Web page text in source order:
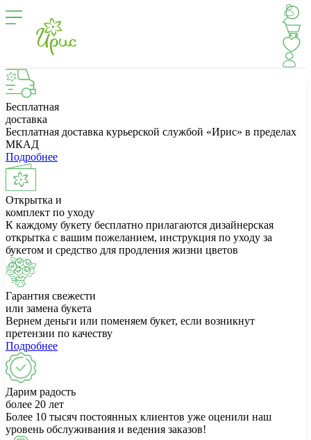
Бесплатная
доставка
Бесплатная доставка курьерской службой «Ирис» в пределах
МКАД
Подробнее
Открытка и
комплект по уходу
К каждому букету бесплатно прилагаются дизайнерская
открытка с вашим пожеланием, инструкция по уходу за
букетом и средство для продления жизни цветов
Гарантия свежести
или замена букета
Вернем деньги или поменяем букет, если возникнут
претензии по качеству
Подробнее
Дарим радость
более 20 лет
Более 10 тысяч постоянных клиентов уже оценили наш
уровень обслуживания и ведения заказов!